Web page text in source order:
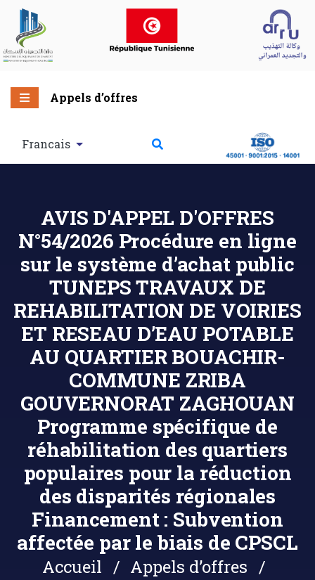
Appels d’offres
Francais
AVIS D'APPEL D'OFFRES
N°54/2026 Procédure en ligne
sur le système d’achat public
TUNEPS TRAVAUX DE
REHABILITATION DE VOIRIES
ET RESEAU D’EAU POTABLE
AU QUARTIER BOUACHIR-
COMMUNE ZRIBA
GOUVERNORAT ZAGHOUAN
Programme spécifique de
réhabilitation des quartiers
populaires pour la réduction
des disparités régionales
Financement : Subvention
affectée par le biais de CPSCL
Accueil
Appels d’offres